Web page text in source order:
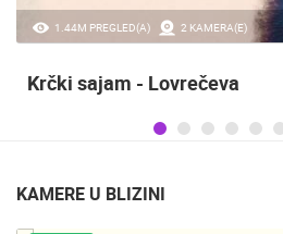
20.97K PREGLED(A) 2 KAMERA(E)
Sinjska alka
KAMERE U BLIZINI